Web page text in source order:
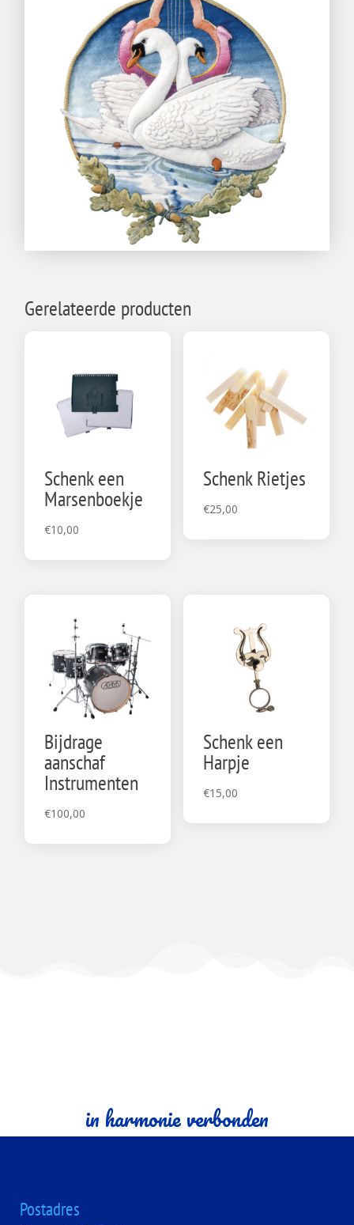
Gerelateerde producten
Schenk een
Marsenboekje
€10,00
Schenk Rietjes
€25,00
Bijdrage
aanschaf
Instrumenten
€100,00
Schenk een
Harpje
€15,00
in harmonie verbonden
Postadres